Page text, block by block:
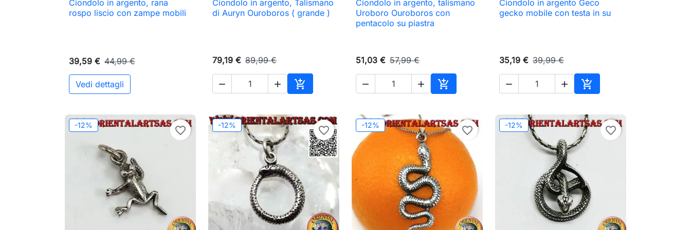
 Anteprima
Ciondolo in argento, rana
rospo liscio con zampe mobili
39,59 € 44,99 €
Vedi dettagli
 Anteprima
Ciondolo in argento, Talismano
di Auryn Ouroboros ( grande )
79,19 € 89,99 €
  
Aggiungi al carrello
 Anteprima
Ciondolo in argento, talismano
Uroboro Ouroboros con
pentacolo su piastra
51,03 € 57,99 €
  
Aggiungi al carrello
 Anteprima
Ciondolo in argento Geco
gecko mobile con testa in su
35,19 € 39,99 €
  
Aggiungi al carrello
-12% favorite_border -12% favorite_border -12% favorite_border -12% favorite_border